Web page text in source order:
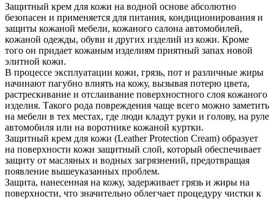
Защитный крем для кожи на водной основе абсолютно
безопасен и применяется для питания, кондиционирования и
защиты кожаной мебели, кожаного салона автомобилей,
кожаной одежды, обуви и других изделий из кожи. Кроме
того он придает кожаным изделиям приятный запах новой
элитной кожи.
В процессе эксплуатации кожи, грязь, пот и различные жиры
начинают пагубно влиять на кожу, вызывая потерю цвета,
растрескивание и отслаивание поверхностного слоя кожаного
изделия. Такого рода повреждения чаще всего можно заметить
на мебели в тех местах, где люди кладут руки и голову, на руле
автомобиля или на воротнике кожаной куртки.
Защитный крем для кожи (Leather Protection Cream) образует
на поверхности кожи защитный слой, который обеспечивает
защиту от масляных и водных загрязнений, предотвращая
появление вышеуказанных проблем.
Защита, нанесенная на кожу, задерживает грязь и жиры на
поверхности, что значительно облегчает процедуру чистки к